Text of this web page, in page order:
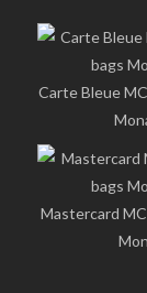
Carte Bleue
Mastercard